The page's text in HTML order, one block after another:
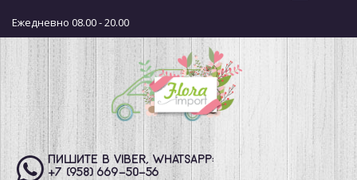
Ежедневно 08.00 - 20.00
ПИШИТЕ В VIBER, WHATSAPP:
+7 (958) 669-50-56